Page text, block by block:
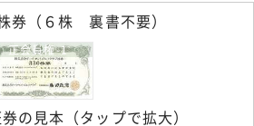
券（６株 裏書不要）
正会員権-1
の見本（タップで拡大）